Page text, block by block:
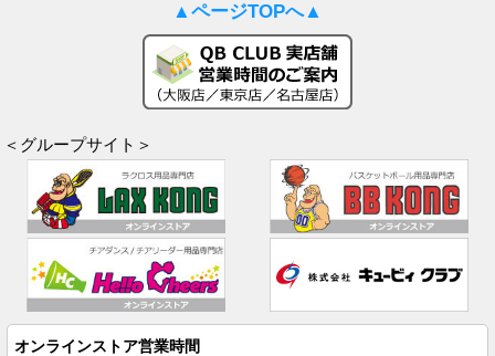
▲ページTOPへ▲
＜グループサイト＞
オンラインストア営業時間